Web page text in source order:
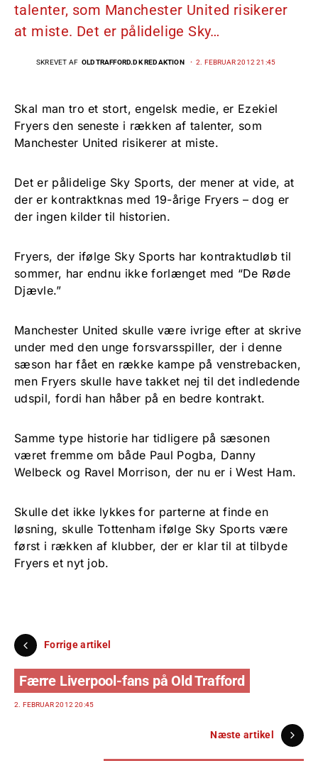
talenter, som Manchester United risikerer
at miste. Det er pålidelige Sky…
SKREVET AF OLDTRAFFORD.DK REDAKTION 2. FEBRUAR 2012 21:45
Skal man tro et stort, engelsk medie, er Ezekiel
Fryers den seneste i rækken af talenter, som
Manchester United risikerer at miste.
Det er pålidelige Sky Sports, der mener at vide, at
der er kontraktknas med 19-årige Fryers – dog er
der ingen kilder til historien.
Fryers, der ifølge Sky Sports har kontraktudløb til
sommer, har endnu ikke forlænget med “De Røde
Djævle.”
Manchester United skulle være ivrige efter at skrive
under med den unge forsvarsspiller, der i denne
sæson har fået en række kampe på venstrebacken,
men Fryers skulle have takket nej til det indledende
udspil, fordi han håber på en bedre kontrakt.
Samme type historie har tidligere på sæsonen
været fremme om både Paul Pogba, Danny
Welbeck og Ravel Morrison, der nu er i West Ham.
Skulle det ikke lykkes for parterne at finde en
løsning, skulle Tottenham ifølge Sky Sports være
først i rækken af klubber, der er klar til at tilbyde
Fryers et nyt job.
Forrige artikel
Færre Liverpool-fans på Old Trafford
2. FEBRUAR 2012 20:45
Næste artikel